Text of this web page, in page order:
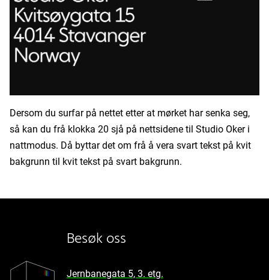
Dersom du surfar på nettet etter at mørket har senka seg,
så kan du frå klokka 20 sjå på nettsidene til Studio Oker i
nattmodus. Då byttar det om frå å vera svart tekst på kvit
bakgrunn til kvit tekst på svart bakgrunn.
Besøk oss
Jernbanegata 5, 3. etg.